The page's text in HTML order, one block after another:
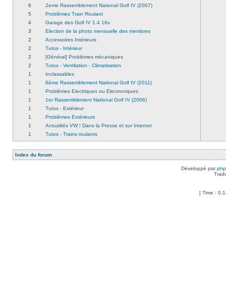
6
2eme Rassemblement National Golf IV (2007)
5
Problèmes Train Roulant
4
Garage des Golf IV 1.4 16v
3
Election de la photo mensuelle des membres
2
Accessoires Intérieurs
2
Tutos - Intérieur
2
[Général] Problèmes mécaniques
2
Tutos - Ventilation - Climatisation
1
Inclassables
1
6ème Rassemblement National Golf IV (2011)
1
Problèmes Electriques ou Electroniques
1
1er Rassemblement National Golf IV (2006)
1
Tutos - Extérieur
1
Problèmes Extérieurs
1
Actualités VW ! Dans la Presse et sur Internet
1
Tutos - Trains roulants
Index du forum
Développé par
[ Time :